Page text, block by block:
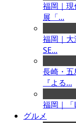
福岡｜
展「...
福岡｜
SE...
長崎・
『よる...
福岡｜
グルメ